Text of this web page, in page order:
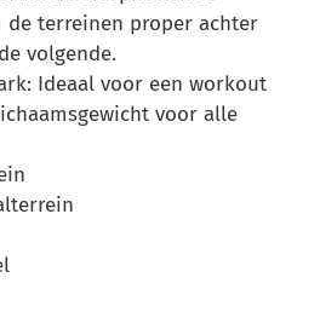
de terreinen proper achter
volgende.
Ideaal voor een workout
voor alle